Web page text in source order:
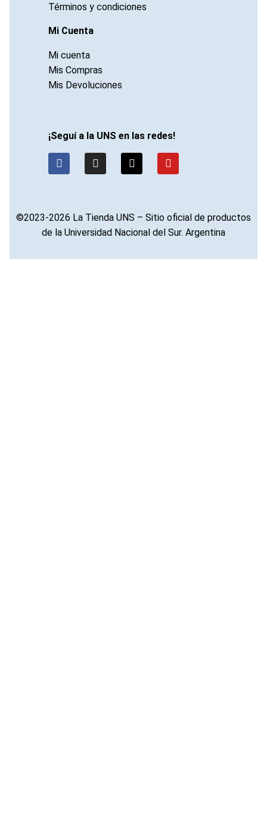
Términos y condiciones
Mi Cuenta
Mi cuenta
Mis Compras
Mis Devoluciones
¡Seguí a la UNS en las redes!
©2023-2026 La Tienda UNS – Sitio oficial de productos
de la Universidad Nacional del Sur. Argentina